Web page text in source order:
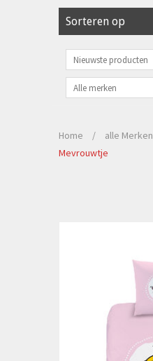
Sorteren op
Home / alle Merken
Mevrouwtje